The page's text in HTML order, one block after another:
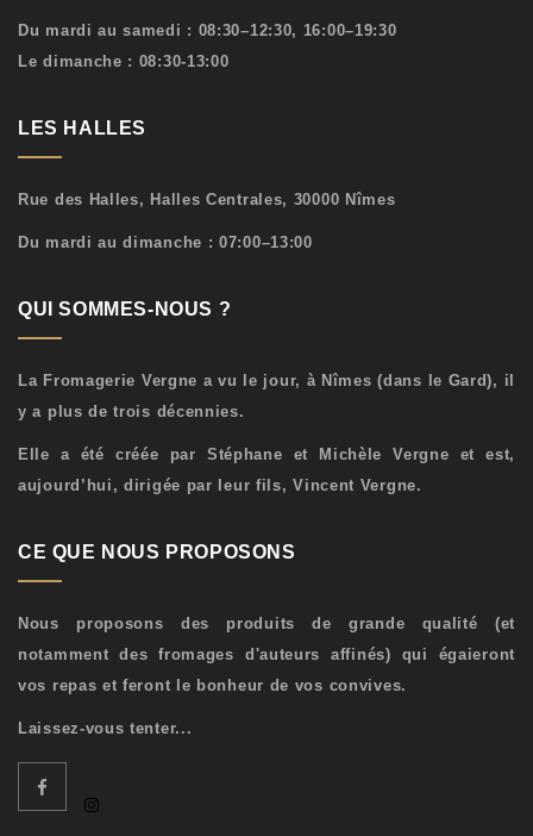
Du mardi au samedi : 08:30–12:30, 16:00–19:30
Le dimanche : 08:30-13:00
LES HALLES
Rue des Halles, Halles Centrales, 30000 Nîmes
Du mardi au dimanche : 07:00–13:00
QUI SOMMES-NOUS ?
La Fromagerie Vergne a vu le jour, à Nîmes (dans le Gard), il
y a plus de trois décennies.
Elle a été créée par Stéphane et Michèle Vergne et est,
aujourd’hui, dirigée par leur fils, Vincent Vergne.
CE QUE NOUS PROPOSONS
Nous proposons des produits de grande qualité (et
notamment des fromages d'auteurs affinés) qui égaieront
vos repas et feront le bonheur de vos convives.
Laissez-vous tenter...